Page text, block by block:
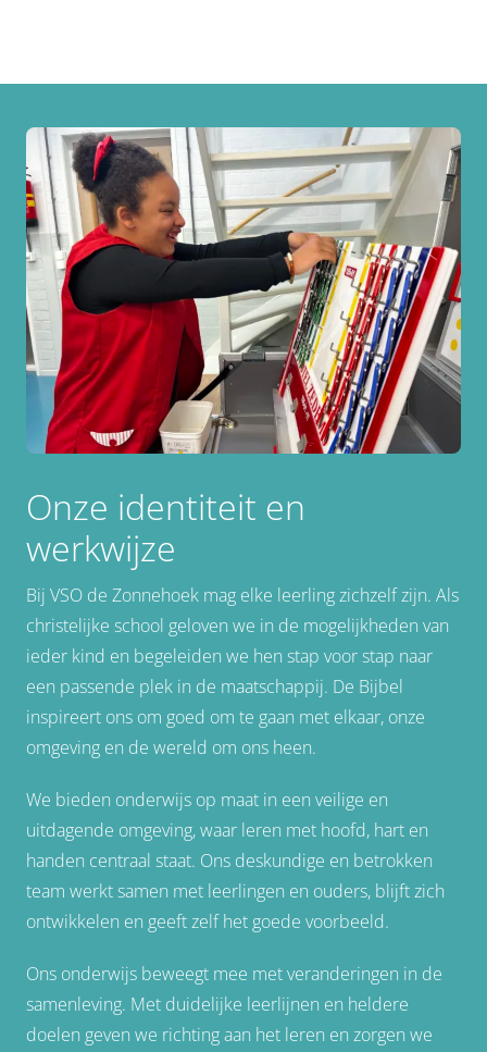
Onze identiteit en
werkwijze
Bij VSO de Zonnehoek mag elke leerling zichzelf zijn. Als
christelijke school geloven we in de mogelijkheden van
ieder kind en begeleiden we hen stap voor stap naar
een passende plek in de maatschappij. De Bijbel
inspireert ons om goed om te gaan met elkaar, onze
omgeving en de wereld om ons heen.
We bieden onderwijs op maat in een veilige en
uitdagende omgeving, waar leren met hoofd, hart en
handen centraal staat. Ons deskundige en betrokken
team werkt samen met leerlingen en ouders, blijft zich
ontwikkelen en geeft zelf het goede voorbeeld.
Ons onderwijs beweegt mee met veranderingen in de
samenleving. Met duidelijke leerlijnen en heldere
doelen geven we richting aan het leren en zorgen we